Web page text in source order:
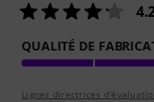
QUALITÉ DE
Lignes directrices